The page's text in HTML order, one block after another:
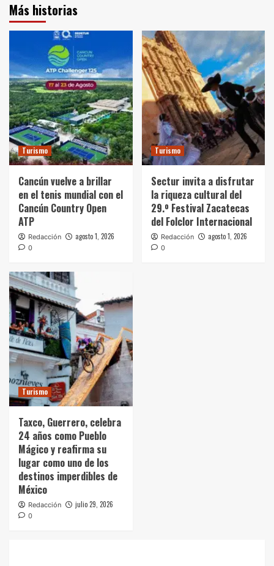
Más historias
Turismo
Cancún vuelve a brillar
en el tenis mundial con el
Cancún Country Open
ATP
Redacción agosto 1, 2026
0
Turismo
Sectur invita a disfrutar
la riqueza cultural del
29.º Festival Zacatecas
del Folclor Internacional
Redacción agosto 1, 2026
0
Turismo
Taxco, Guerrero, celebra
24 años como Pueblo
Mágico y reafirma su
lugar como uno de los
destinos imperdibles de
México
Redacción julio 29, 2026
0